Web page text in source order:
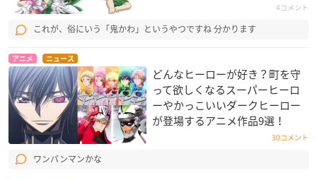
4コメント
これが、俗にいう「鬼かわ」というやつですね 分かります
アニメ ニュース
どんなヒーローが好き？町を守
って欲しくなるスーパーヒーロ
ーやかっこいいダークヒーロー
が登場するアニメ作品9選！
30コメント
ワンパンマンかな